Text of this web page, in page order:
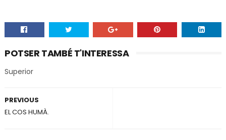
POTSER TAMBÉ T'INTERESSA
Superior
PREVIOUS
EL COS HUMÀ.